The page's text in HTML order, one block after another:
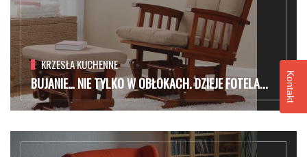
KRZESŁA KUCHENNE
BUJANIE… NIE TYLKO W OBŁOKACH. DZIEJE FOTELA... Kontakt